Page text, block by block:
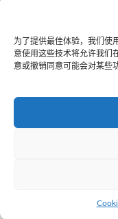
为了提供最佳体验，我们使
意使用这些技术将允许我们
意或撤销同意可能会对某些
订阅 KEM 获取更
京公网安备
©2026 凯恩姆流量技术